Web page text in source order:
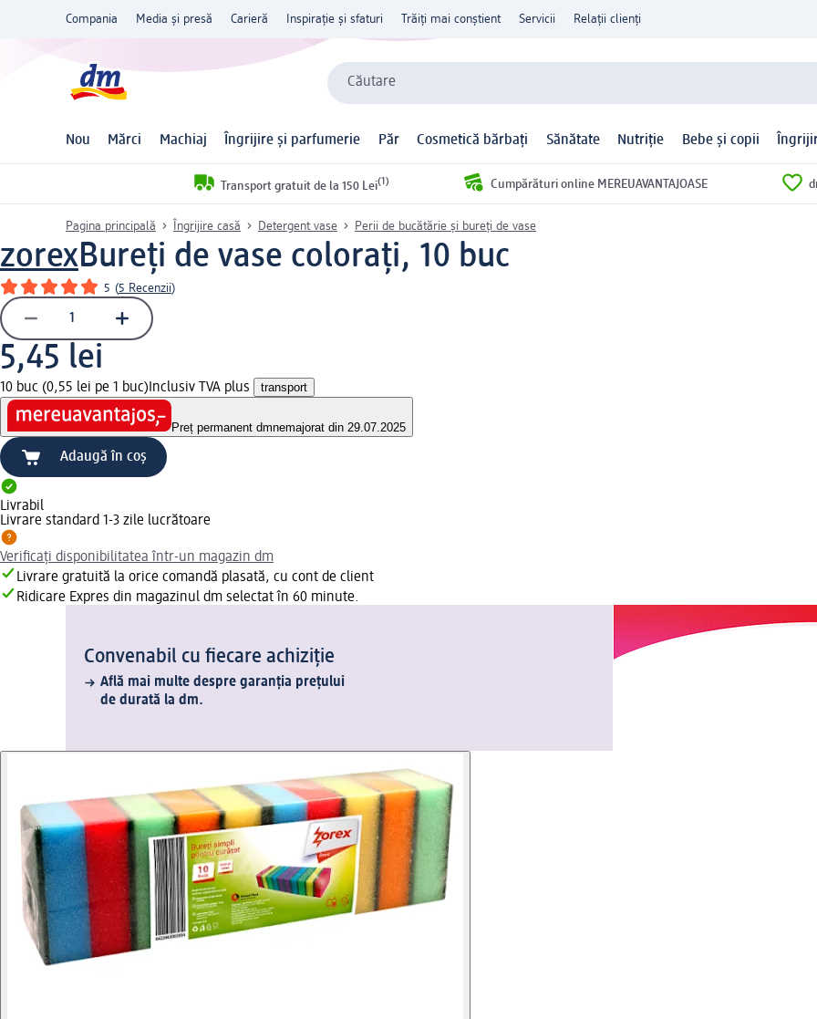
Compania Media și presă Carieră Inspirație și sfaturi Trăiți mai conștient Servicii Relații clienți
Căutare
Nou Mărci Machiaj Îngrijire și parfumerie Păr Cosmetică bărbați Sănătate Nutriție Bebe și copii
Transport gratuit de la 150 Lei(1) Cumpărături online MEREUAVANTAJOASE
Pagina principală Îngrijire casă Detergent vase Perii de bucătărie și bureți de vase
zorexBureți de vase colorați, 10 buc
5 (5 Recenzii)
5,45 lei
10 buc (0,55 lei pe 1 buc) Inclusiv TVA plus transport
Preț permanent dmnemajorat din 29.07.2025
Adaugă în coș
Livrabil
Livrare standard 1-3 zile lucrătoare
Verificați disponibilitatea într-un magazin dm
Livrare gratuită la orice comandă plasată, cu cont de client
Ridicare Expres din magazinul dm selectat în 60 minute.
Convenabil cu fiecare achiziție
Află mai multe despre garanția prețului
de durată la dm.